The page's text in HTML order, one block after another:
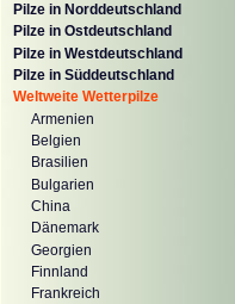
Pilze in Norddeutschland
Pilze in Ostdeutschland
Pilze in Westdeutschland
Pilze in Süddeutschland
Weltweite Wetterpilze
Armenien
Belgien
Brasilien
Bulgarien
China
Dänemark
Georgien
Finnland
Frankreich